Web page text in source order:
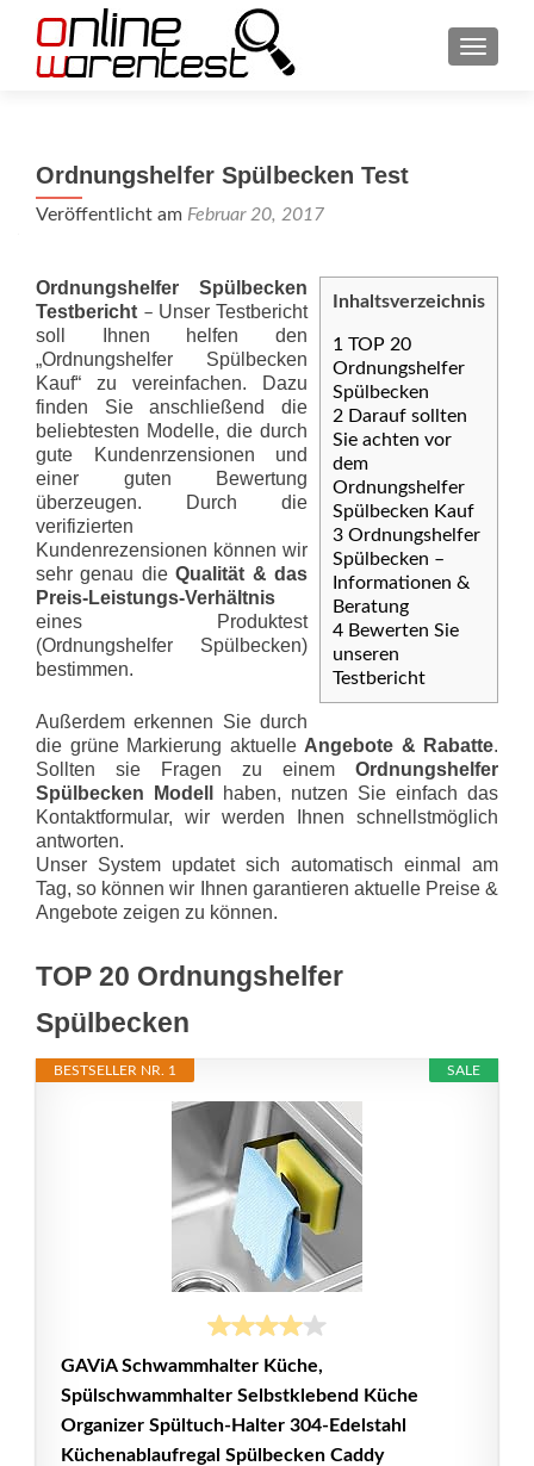
Ordnungshelfer Spülbecken Test
Veröffentlicht am Februar 20, 2017
Inhaltsverzeichnis
1 TOP 20
Ordnungshelfer
Spülbecken
2 Darauf sollten
Sie achten vor
dem
Ordnungshelfer
Spülbecken Kauf
3 Ordnungshelfer
Spülbecken –
Informationen &
Beratung
4 Bewerten Sie
unseren
Testbericht
Ordnungshelfer Spülbecken
Testbericht – Unser Testbericht
soll Ihnen helfen den
„Ordnungshelfer Spülbecken
Kauf“ zu vereinfachen. Dazu
finden Sie anschließend die
beliebtesten Modelle, die durch
gute Kundenrzensionen und
einer guten Bewertung
überzeugen. Durch die
verifizierten
Kundenrezensionen können wir
sehr genau dieQualität & das
Preis-Leis­tungs-Ver­hält­nis
eines Produktest
(Ordnungshelfer Spülbecken)
bestimmen.
Außerdem erkennen Sie durch
die grüne Markierung aktuelle Angebote & Rabatte.
Sollten sie Fragen zu einem Ordnungshelfer
Spülbecken Modell
haben, nutzen Sie einfach das
Kontaktformular, wir werden Ihnen schnellstmöglich
antworten.
Unser System updatet sich automatisch einmal am
Tag, so können wir Ihnen garantieren aktuelle Preise &
Angebote zeigen zu können.
TOP 20 Ordnungshelfer
Spülbecken
SALE
BESTSELLER NR. 1
GAViA Schwammhalter Küche,
Spülschwammhalter Selbstklebend Küche
Organizer Spültuch-Halter 304-Edelstahl
Küchenablaufregal Spülbecken Caddy